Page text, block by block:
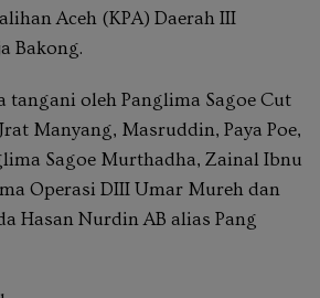
Aceh (KPA) Daerah III
Bakong.
tangani oleh Panglima Sagoe Cut
Manyang, Masruddin, Paya Poe,
Sagoe Murthadha, Zainal Ibnu
Operasi DIII Umar Mureh dan
Hasan Nurdin AB alias Pang